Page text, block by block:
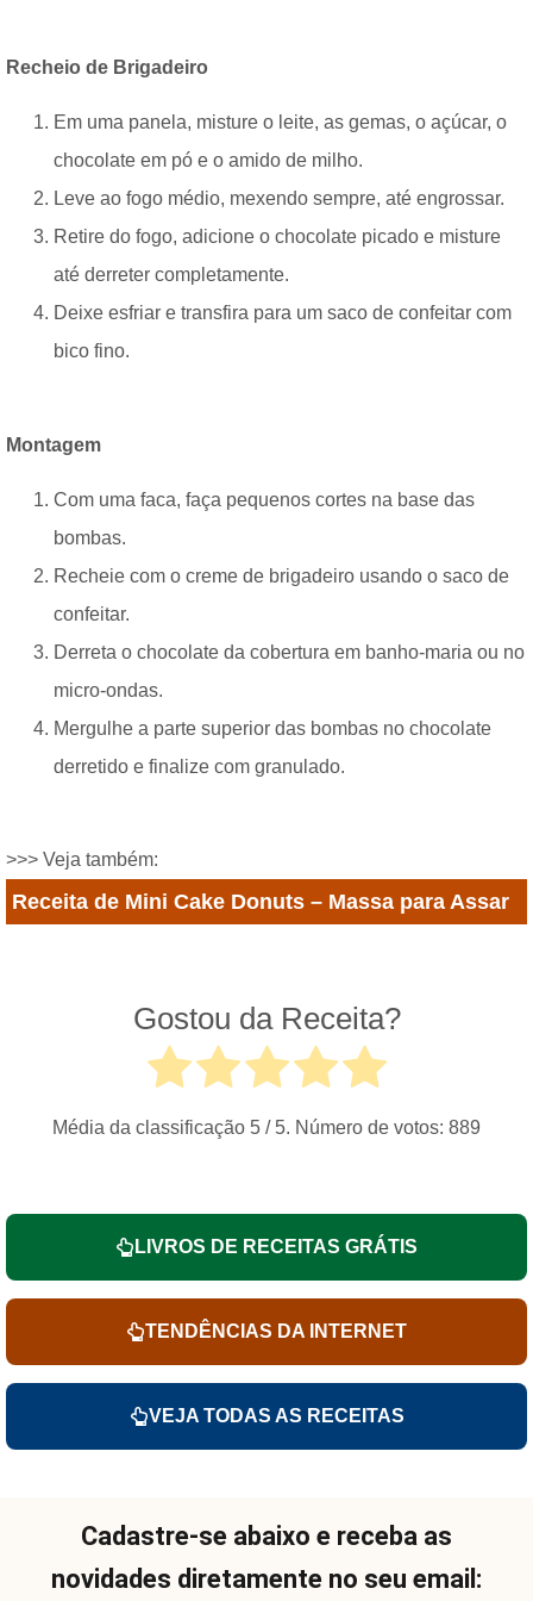
Recheio de Brigadeiro
Em uma panela, misture o leite, as gemas, o açúcar, o
chocolate em pó e o amido de milho.
Leve ao fogo médio, mexendo sempre, até engrossar.
Retire do fogo, adicione o chocolate picado e misture
até derreter completamente.
Deixe esfriar e transfira para um saco de confeitar com
bico fino.
Montagem
Com uma faca, faça pequenos cortes na base das
bombas.
Recheie com o creme de brigadeiro usando o saco de
confeitar.
Derreta o chocolate da cobertura em banho-maria ou no
micro-ondas.
Mergulhe a parte superior das bombas no chocolate
derretido e finalize com granulado.
>>> Veja também:
Receita de Mini Cake Donuts – Massa para Assar
Gostou da Receita?
Média da classificação 5 / 5. Número de votos: 889
LIVROS DE RECEITAS GRÁTIS
TENDÊNCIAS DA INTERNET
VEJA TODAS AS RECEITAS
Cadastre-se abaixo e receba as
novidades diretamente no seu email: